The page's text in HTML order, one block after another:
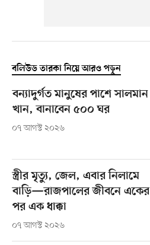
বলিউড তারকা নিয়ে আরও পড়ুন
বন্যাদুর্গত মানুষের পাশে সালমান
খান, বানাবেন ৫০০ ঘর
০৭ আগস্ট ২০২৬
স্ত্রীর মৃত্যু, জেল, এবার নিলামে
বাড়ি—রাজপালের জীবনে একের
পর এক ধাক্কা
০৭ আগস্ট ২০২৬